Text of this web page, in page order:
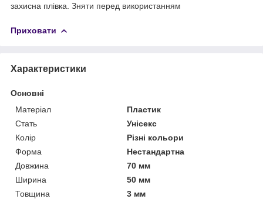
захисна плівка. Зняти перед використанням
Приховати
Характеристики
Основні
Матеріал
Пластик
Стать
Унісекс
Колір
Різні кольори
Форма
Нестандартна
Довжина
70 мм
Ширина
50 мм
Товщина
3 мм